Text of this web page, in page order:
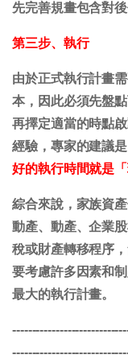
先完善規畫包含對
第三步、執行
由於正式執行計畫
本，因此必須先盤
再擇定適當的時點
經驗，專家的建議是
好的執行時間就是「
綜合來說，家族資
動產、動產、企業
稅或財產轉移程序
要考慮許多因素和
最大的執行計畫。